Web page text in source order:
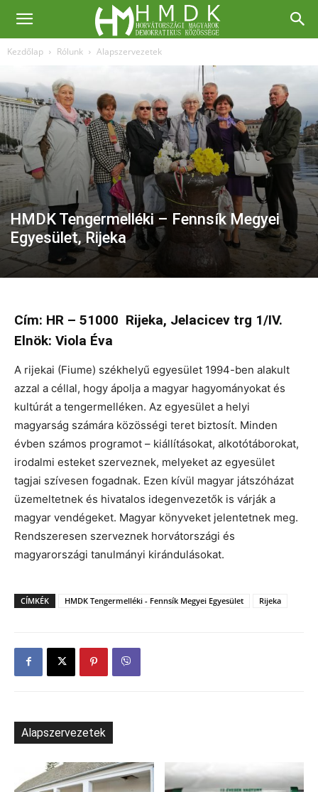
Kezdőlap Rólunk Alapszervezetek
HMDK Tengermelléki – Fennsík Megyei
Egyesület, Rijeka
Cím: HR – 51000 Rijeka, Jelacicev trg 1/IV.
Elnök: Viola Éva
A rijekai (Fiume) székhelyű egyesület 1994-ben alakult
azzal a céllal, hogy ápolja a magyar hagyományokat és
kultúrát a tengermelléken. Az egyesület a helyi
magyarság számára közösségi teret biztosít. Minden
évben számos programot – kiállításokat, alkotótáborokat,
irodalmi esteket szerveznek, melyeket az egyesület
tagjai szívesen fogadnak. Ezen kívül magyar játszóházat
üzemeltetnek és hivatalos idegenvezetők is várják a
magyar vendégeket. Magyar könyveket jelentetnek meg.
Rendszeresen szerveznek horvátországi és
magyarországi tanulmányi kirándulásokat.
CÍMKÉK HMDK Tengermelléki - Fennsík Megyei Egyesület Rijeka
Alapszervezetek